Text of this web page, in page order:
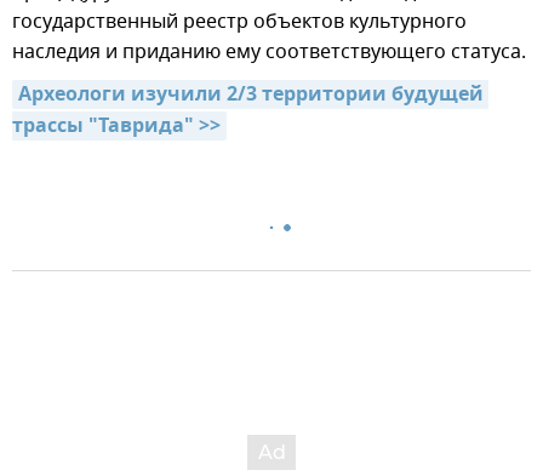
государственный реестр объектов культурного
наследия и приданию ему соответствующего статуса.
Археологи изучили 2/3 территории будущей
трассы "Таврида" >>